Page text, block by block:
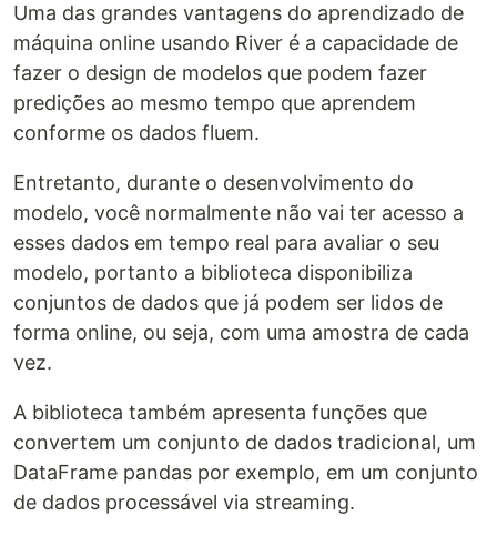
Uma das grandes vantagens do aprendizado de
máquina online usando River é a capacidade de
fazer o design de modelos que podem fazer
predições ao mesmo tempo que aprendem
conforme os dados fluem.
Entretanto, durante o desenvolvimento do
modelo, você normalmente não vai ter acesso a
esses dados em tempo real para avaliar o seu
modelo, portanto a biblioteca disponibiliza
conjuntos de dados que já podem ser lidos de
forma online, ou seja, com uma amostra de cada
vez.
A biblioteca também apresenta funções que
convertem um conjunto de dados tradicional, um
DataFrame pandas por exemplo, em um conjunto
de dados processável via streaming.